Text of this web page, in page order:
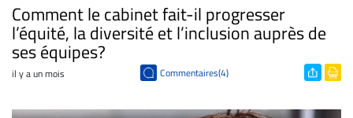
Comment le cabinet fait-il progresser
l’équité, la diversité et l’inclusion auprès de
ses équipes?
il y a un mois Commentaires(4)